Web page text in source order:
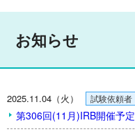
お知らせ
2025.11.04（火） 試験依頼者
第306回(11月)IRB開催予定